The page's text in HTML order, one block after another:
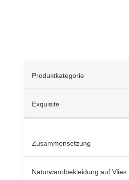
Produktkategorie
Exquisite
Zusammensetzung
Naturwandbekleidung auf Vlies